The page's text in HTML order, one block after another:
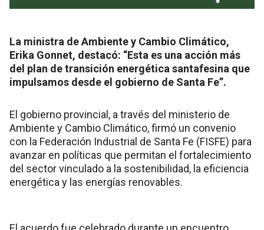
La ministra de Ambiente y Cambio Climático,
Erika Gonnet, destacó: “Esta es una acción más
del plan de transición energética santafesina que
impulsamos desde el gobierno de Santa Fe”.
El gobierno provincial, a través del ministerio de
Ambiente y Cambio Climático, firmó un convenio
con la Federación Industrial de Santa Fe (FISFE) para
avanzar en políticas que permitan el fortalecimiento
del sector vinculado a la sostenibilidad, la eficiencia
energética y las energías renovables.